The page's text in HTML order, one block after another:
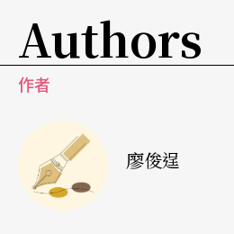
影，讓人欣賞後，有一種壓抑
不出的酸甜苦辣滋味。
Authors
作者
廖俊逞